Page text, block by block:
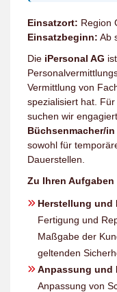
Einsatzort: Region
Einsatzbeginn: Ab
Die iPersonal AG
Vermittlung von
spezialisiert hat.
suchen wir
Büchsenmacher/in
sowohl für
Dauerstellen.
Zu Ihren Aufgaben
Herstellung und
Fertigung und
Maßgabe der
geltenden
Anpassung und
Anpassung von